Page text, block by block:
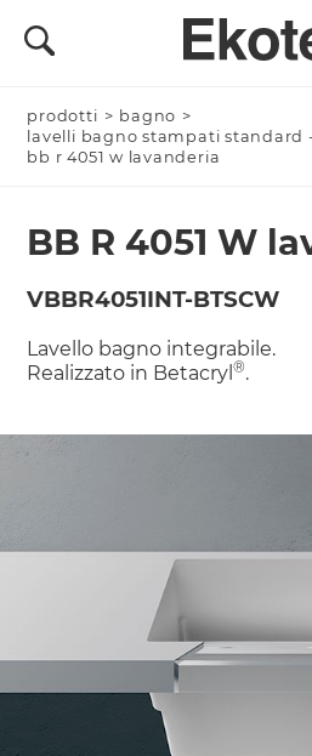
prodotti > bagno >
lavelli bagno stampati standard
bb r 4051 w lavanderia
BB R 4051 W
VBBR4051INT-BTSCW
Lavello bagno integrabile.
Realizzato in Betacryl®.
Nominativo *
Azienda/Privato *
Nome Azienda